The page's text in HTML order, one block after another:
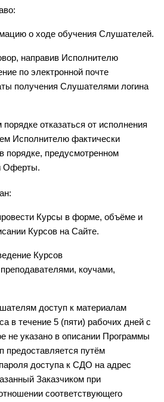
о ходе обучения Слушателей.
направив Исполнителю
по электронной почте
получения Слушателями логина
отказаться от исполнения
Исполнителю фактически
порядке, предусмотренном
Оферты.
Курсы в форме, объёме и
Курсов на Сайте.
Курсов
коучами,
доступ к материалам
в течение 5 (пяти) рабочих дней с
не указано в описании Программы
предоставляется путём
доступа к СДО на адрес
Заказчиком при
соответствующего